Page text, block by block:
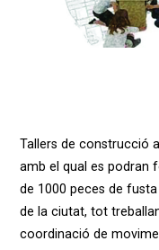
Tallers de construcció
amb el qual es podran
de 1000 peces de
de la ciutat, tot
coordinació de